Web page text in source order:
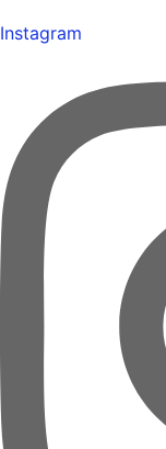
Instagram